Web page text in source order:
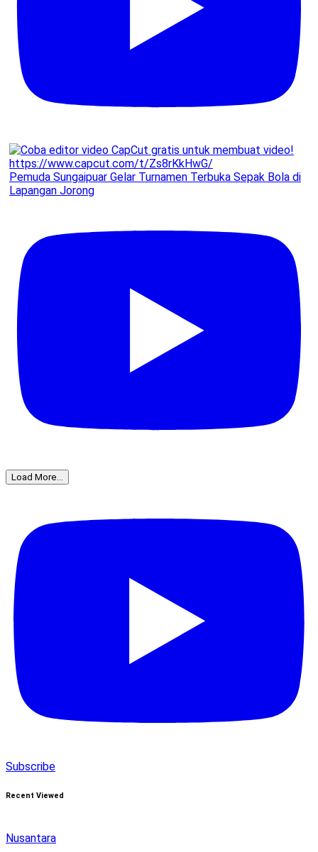
Pemuda Sungaipuar Gelar Turnamen Terbuka Sepak Bola di
Lapangan Jorong
Load More...
Subscribe
Recent Viewed
Nusantara